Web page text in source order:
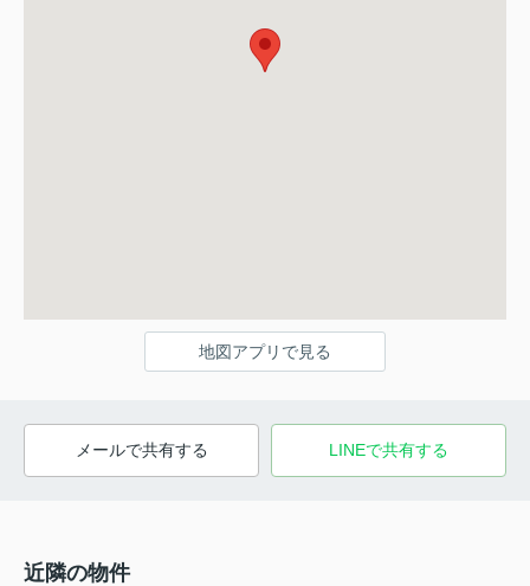
地図アプリで見る
メールで共有する LINEで共有する
近隣の物件